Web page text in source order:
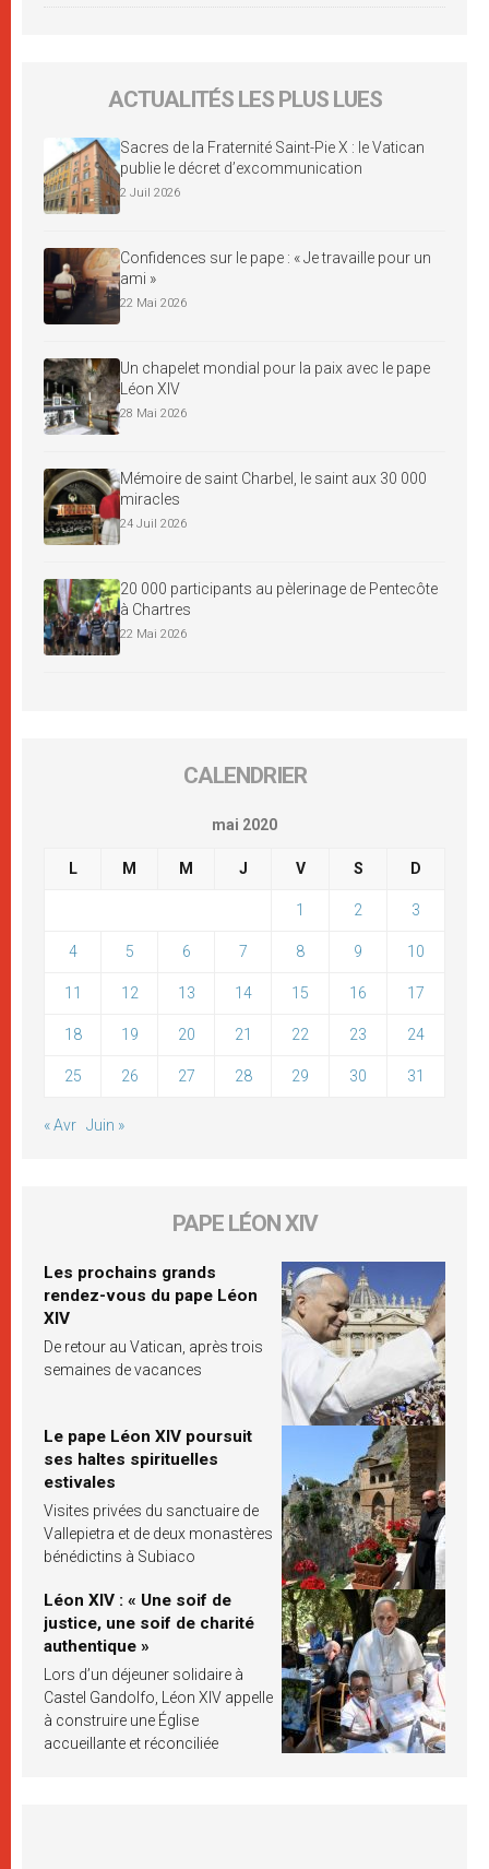
ACTUALITÉS LES PLUS LUES
Sacres de la Fraternité Saint-Pie X : le Vatican
publie le décret d’excommunication
2 Juil 2026
Confidences sur le pape : « Je travaille pour un
ami »
22 Mai 2026
Un chapelet mondial pour la paix avec le pape
Léon XIV
28 Mai 2026
Mémoire de saint Charbel, le saint aux 30 000
miracles
24 Juil 2026
20 000 participants au pèlerinage de Pentecôte
à Chartres
22 Mai 2026
CALENDRIER
mai 2020
L M M J V S D
1 2 3
4 5 6 7 8 9 10
11 12 13 14 15 16 17
18 19 20 21 22 23 24
25 26 27 28 29 30 31
« Avr Juin »
PAPE LÉON XIV
Les prochains grands
rendez-vous du pape Léon
XIV
De retour au Vatican, après trois
semaines de vacances
Le pape Léon XIV poursuit
ses haltes spirituelles
estivales
Visites privées du sanctuaire de
Vallepietra et de deux monastères
bénédictins à Subiaco
Léon XIV : « Une soif de
justice, une soif de charité
authentique »
Lors d’un déjeuner solidaire à
Castel Gandolfo, Léon XIV appelle
à construire une Église
accueillante et réconciliée